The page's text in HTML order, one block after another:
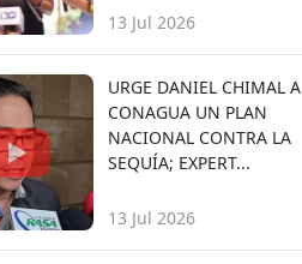
13 Jul 2026
URGE DANIEL CHIMAL A
CONAGUA UN PLAN
NACIONAL CONTRA LA
SEQUÍA; EXPERT...
13 Jul 2026